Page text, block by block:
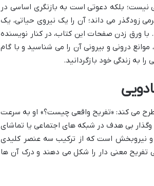
نیست؛ بلکه دعوتی است به بازنگری اساسی در
زودگذر می داند؛ آن را یک نیروی حیاتی، یک
ورق زدن صفحات این کتاب، در کنار نویسنده
درونی و بیرونی آن را می شناسید و با گام
به زندگی خود بازگردانید.
می کند: «تفریح واقعی چیست؟» او به سرعت
بی هدف در شبکه های اجتماعی یا تماشای
و نیروبخش است که از ترکیب سه عنصر کلیدی
تفریح معنی دار را شکل می دهند و درک آن ها